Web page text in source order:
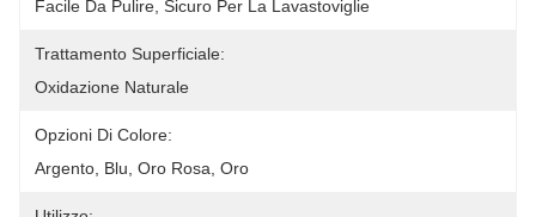
Facile Da Pulire, Sicuro Per La Lavastoviglie
Trattamento Superficiale:
Oxidazione Naturale
Opzioni Di Colore:
Argento, Blu, Oro Rosa, Oro